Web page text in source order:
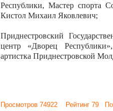
Республики, Мастер спорта
Кистол Михаил Яковлевич;
Приднестровский
центр «Дворец
артистка Приднестровской
Просмотров 74922 Рейтинг 79